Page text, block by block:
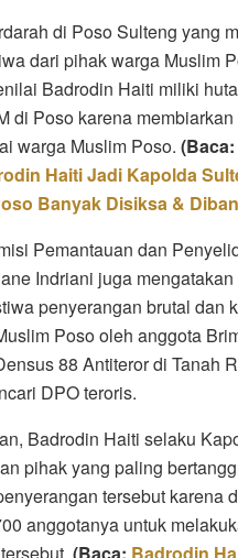
di Poso Sulteng yang
dari pihak warga Muslim
Badrodin Haiti miliki
di Poso karena
warga Muslim Poso. (Baca:
Haiti Jadi Kapolda
Banyak Disiksa &
Pemantauan dan
Indriani juga
penyerangan brutal dan
Poso oleh anggota
88 Antiteror di Tanah
DPO teroris.
Badrodin Haiti selaku
pihak yang paling
tersebut karena
anggotanya untuk